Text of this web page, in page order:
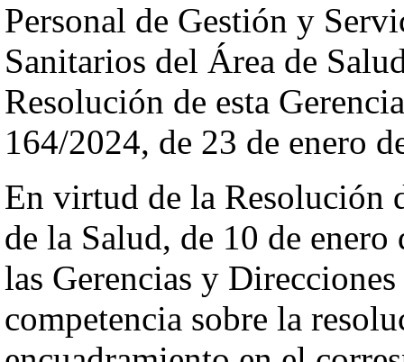
Personal de Gestión y
Sanitarios del Área de
Resolución de esta
164/2024, de 23 de enero
En virtud de la Resolución
de la Salud, de 10 de
las Gerencias y
competencia sobre la